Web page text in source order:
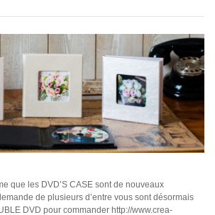
que les DVD’S CASE sont de nouveaux
de plusieurs d’entre vous sont désormais
DVD pour commander http://www.crea-